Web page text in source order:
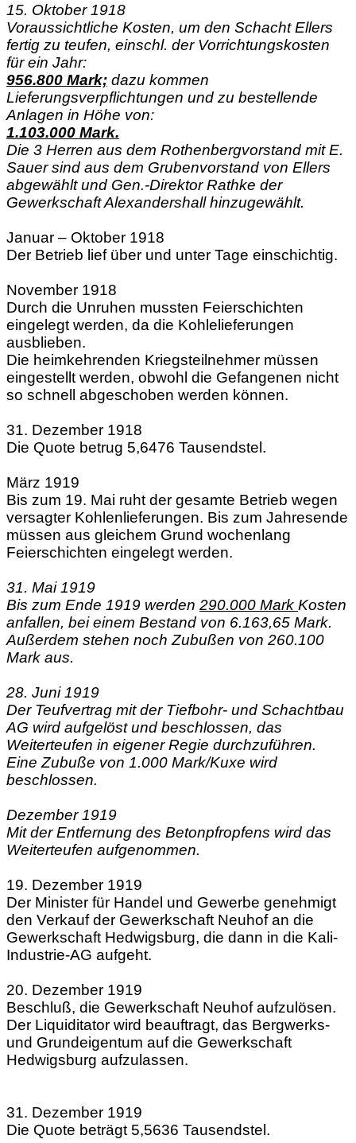
15. Oktober 1918
Voraussichtliche Kosten, um den Schacht Ellers
fertig zu teufen, einschl. der Vorrichtungskosten
für ein Jahr:
956.800 Mark; dazu kommen
Lieferungsverpflichtungen und zu bestellende
Anlagen in Höhe von:
1.103.000 Mark.
Die 3 Herren aus dem Rothenbergvorstand mit E.
Sauer sind aus dem Grubenvorstand von Ellers
abgewählt und Gen.-Direktor Rathke der
Gewerkschaft Alexandershall hinzugewählt.
Januar – Oktober 1918
Der Betrieb lief über und unter Tage einschichtig.
November 1918
Durch die Unruhen mussten Feierschichten
eingelegt werden, da die Kohlelieferungen
ausblieben.
Die heimkehrenden Kriegsteilnehmer müssen
eingestellt werden, obwohl die Gefangenen nicht
so schnell abgeschoben werden können.
31. Dezember 1918
Die Quote betrug 5,6476 Tausendstel.
März 1919
Bis zum 19. Mai ruht der gesamte Betrieb wegen
versagter Kohlenlieferungen. Bis zum Jahresende
müssen aus gleichem Grund wochenlang
Feierschichten eingelegt werden.
31. Mai 1919
Bis zum Ende 1919 werden 290.000 Mark Kosten
anfallen, bei einem Bestand von 6.163,65 Mark.
Außerdem stehen noch Zubußen von 260.100
Mark aus.
28. Juni 1919
Der Teufvertrag mit der Tiefbohr- und Schachtbau
AG wird aufgelöst und beschlossen, das
Weiterteufen in eigener Regie durchzuführen.
Eine Zubuße von 1.000 Mark/Kuxe wird
beschlossen.
Dezember 1919
Mit der Entfernung des Betonpfropfens wird das
Weiterteufen aufgenommen.
19. Dezember 1919
Der Minister für Handel und Gewerbe genehmigt
den Verkauf der Gewerkschaft Neuhof an die
Gewerkschaft Hedwigsburg, die dann in die Kali-
Industrie-AG aufgeht.
20. Dezember 1919
Beschluß, die Gewerkschaft Neuhof aufzulösen.
Der Liquiditator wird beauftragt, das Bergwerks-
und Grundeigentum auf die Gewerkschaft
Hedwigsburg aufzulassen.
31. Dezember 1919
Die Quote beträgt 5,5636 Tausendstel.